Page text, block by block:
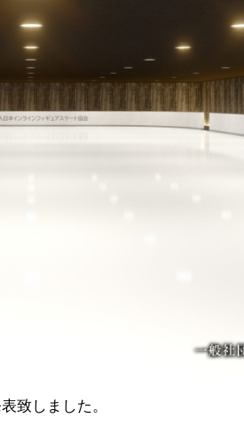
致しました。